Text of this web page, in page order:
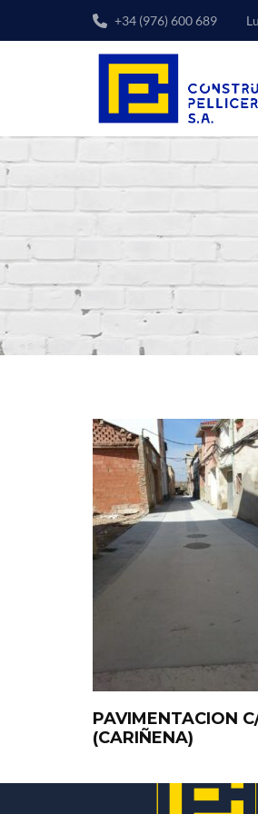
+34 (976) 600 689
PAVIMENTACION
(CARIÑENA)